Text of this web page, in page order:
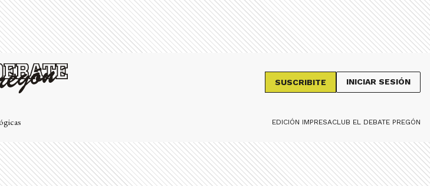
SUSCRIBITE INICIAR SESIÓN
EDICIÓN IMPRESACLUB EL DEBATE PREGÓN